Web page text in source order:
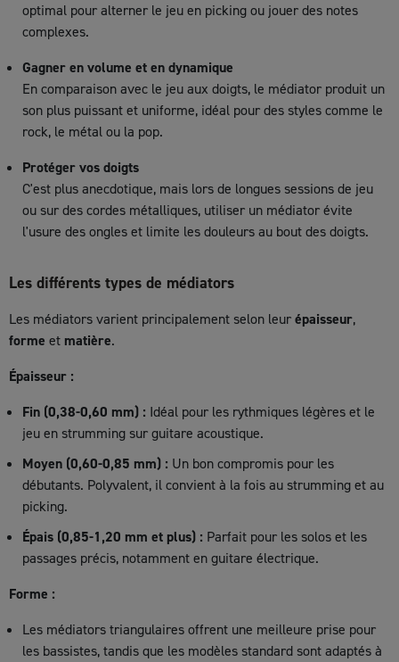
optimal pour alterner le jeu en picking ou jouer des notes
complexes.
Gagner en volume et en dynamique
En comparaison avec le jeu aux doigts, le médiator produit un
son plus puissant et uniforme, idéal pour des styles comme le
rock, le métal ou la pop.
Protéger vos doigts
C'est plus anecdotique, mais lors de longues sessions de jeu
ou sur des cordes métalliques, utiliser un médiator évite
l'usure des ongles et limite les douleurs au bout des doigts.
Les différents types de médiators
Les médiators varient principalement selon leurépaisseur,
forme et matière.
Épaisseur :
Fin (0,38-0,60 mm) : Idéal pour les rythmiques légères et le
jeu en strumming sur guitare acoustique.
Moyen (0,60-0,85 mm) : Un bon compromis pour les
débutants. Polyvalent, il convient à la fois au strumming et au
picking.
Épais (0,85-1,20 mm et plus) : Parfait pour les solos et les
passages précis, notamment en guitare électrique.
Forme :
Les médiators triangulaires offrent une meilleure prise pour
les bassistes, tandis que les modèles standard sont adaptés à